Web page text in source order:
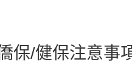
保/健保注意事